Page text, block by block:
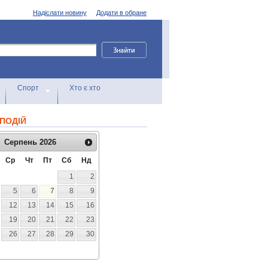
Додати в обране
Надіслати новину
Спорт Хто є хто
Серпень 2026
Ср Чт Пт Сб
Нд
1
2
5 6 7 8
9
12 13 14 15
16
19 20 21 22
23
26 27 28 29
30